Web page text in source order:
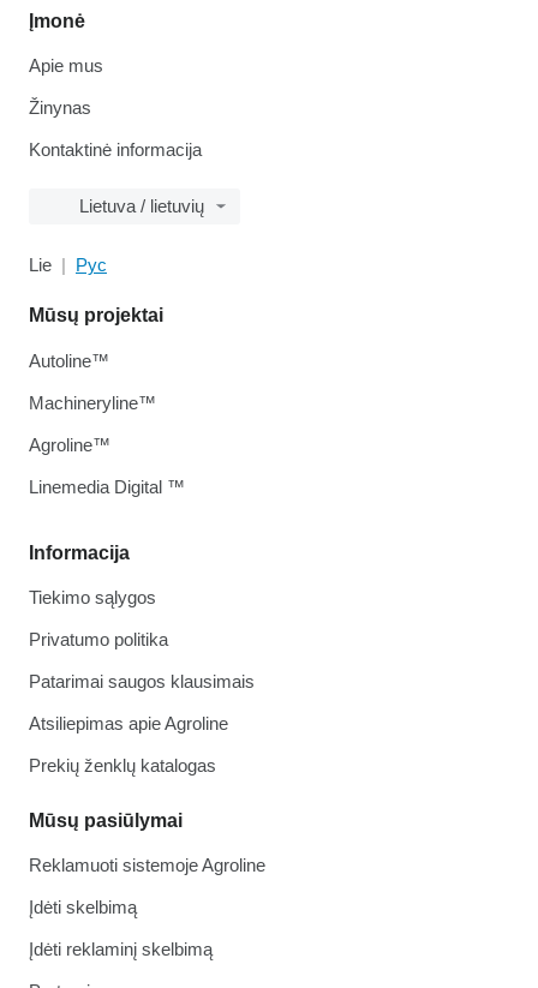
Įmonė
Apie mus
Žinynas
Kontaktinė informacija
Lietuva / lietuvių
Lie Рус
Informacija
Tiekimo sąlygos
Privatumo politika
Patarimai saugos klausimais
Atsiliepimas apie Agroline
Prekių ženklų katalogas
Mūsų pasiūlymai
Reklamuoti sistemoje Agroline
Įdėti skelbimą
Įdėti reklaminį skelbimą
Mūsų projektai
Autoline™
Machineryline™
Agroline™
Linemedia Digital ™